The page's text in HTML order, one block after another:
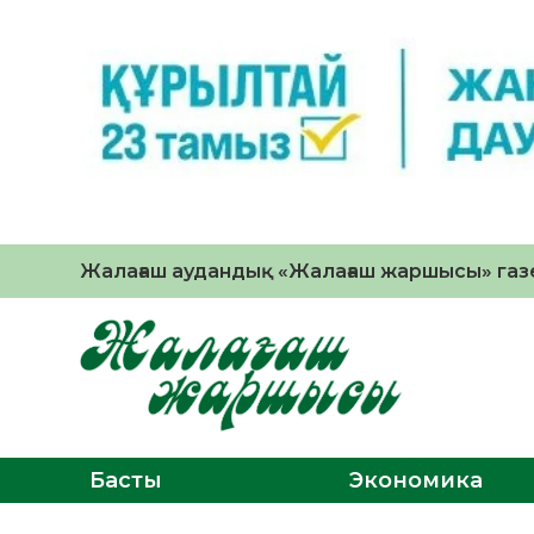
Жалағаш аудандық «Жалағаш жаршысы»
Басты Экономика